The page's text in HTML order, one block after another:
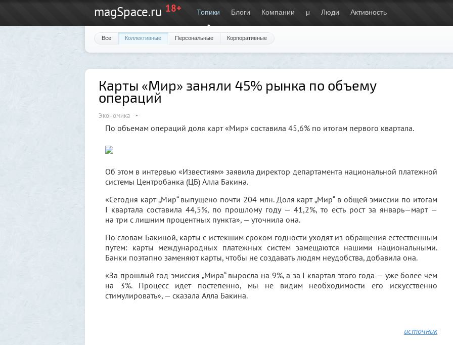
magSpace.ru 18+ Топики Блоги Компании μ Люди Активность
Все Коллективные Персональные Корпоративные
Карты «Мир» заняли 45% рынка по объему
операций
Экономика
По объемам операций доля карт «Мир» составила 45,6% по итогам первого квартала.
Об этом в интервью «Известиям» заявила директор департамента национальной платежной
системы Центробанка (ЦБ) Алла Бакина.
«Сегодня карт „Мир“ выпущено почти 204 млн. Доля карт „Мир“ в общей эмиссии по итогам
I квартала составила 44,5%, по прошлому году — 41,2%, то есть рост за январь—март —
на три с лишним процентных пункта», — уточнила она.
По словам Бакиной, карты с истекшим сроком годности уходят из обращения естественным
путем: карты международных платежных систем замещаются нашими национальными.
Банки поэтапно заменяют карты, чтобы не создавать людям неудобства, добавила она.
«За прошлый год эмиссия „Мира“ выросла на 9%, а за I квартал этого года — уже более чем
на 3%. Процесс идет постепенно, мы не видим необходимости его искусственно
стимулировать», — сказала Алла Бакина.
источник